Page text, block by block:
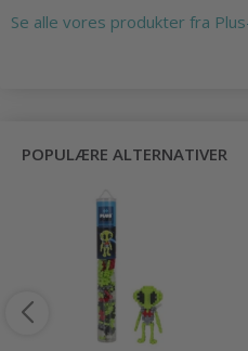
Se alle vores produkter fra
POPULÆRE ALTERNATIVER